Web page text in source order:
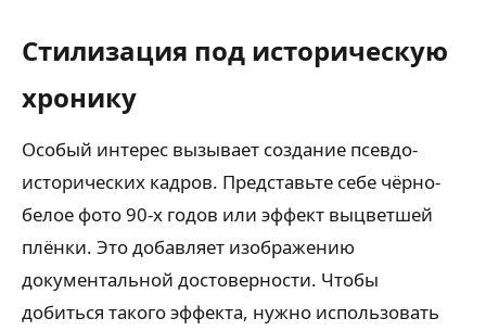
Стилизация под историческую
хронику
Особый интерес вызывает создание псевдо-
исторических кадров. Представьте себе чёрно-
белое фото 90-х годов или эффект выцветшей
плёнки. Это добавляет изображению
документальной достоверности. Чтобы
добиться такого эффекта, нужно использовать